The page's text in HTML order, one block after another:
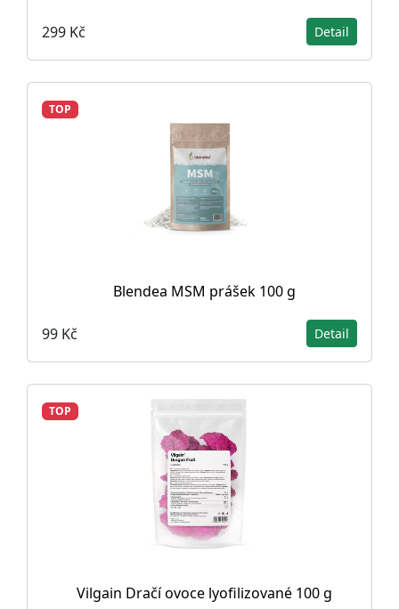
299 Kč Detail
TOP
Blendea MSM prášek 100 g
99 Kč Detail
TOP
Vilgain Dračí ovoce lyofilizované 100 g